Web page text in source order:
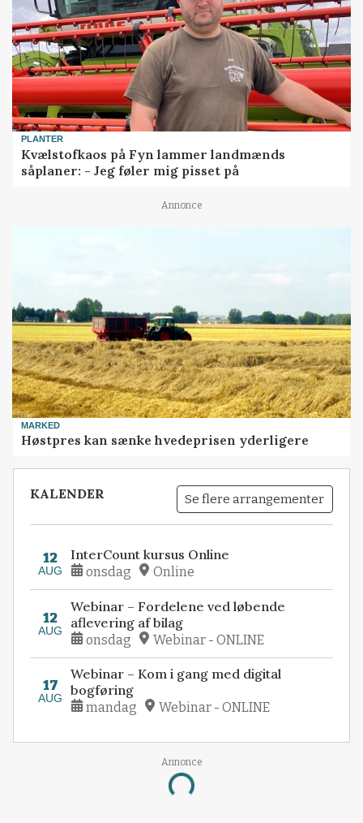
PLANTER
Kvælstofkaos på Fyn lammer landmænds
såplaner: - Jeg føler mig pisset på
Annonce
MARKED
Høstpres kan sænke hvedeprisen yderligere
KALENDER Se flere arrangementer
12
AUG
InterCount kursus Online
onsdag Online
12
AUG
Webinar – Fordelene ved løbende
aflevering af bilag
onsdag Webinar - ONLINE
17
AUG
Webinar – Kom i gang med digital
bogføring
mandag Webinar - ONLINE
Annonce
Loading...